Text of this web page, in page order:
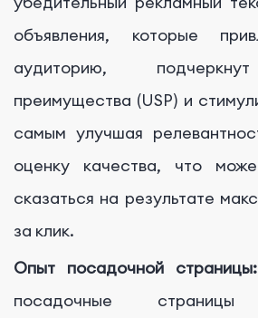
объявления, которые
аудиторию,
преимущества (USP) и
самым улучшая
оценку качества, что
сказаться на результате
за клик.
Опыт посадочной страницы:
посадочные